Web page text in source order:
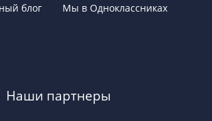
блог Мы в Одноклассниках
Наши партнеры